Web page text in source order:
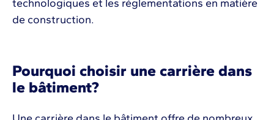
technologiques et les réglementations en matière
de construction.
Pourquoi choisir une carrière dans
le bâtiment?